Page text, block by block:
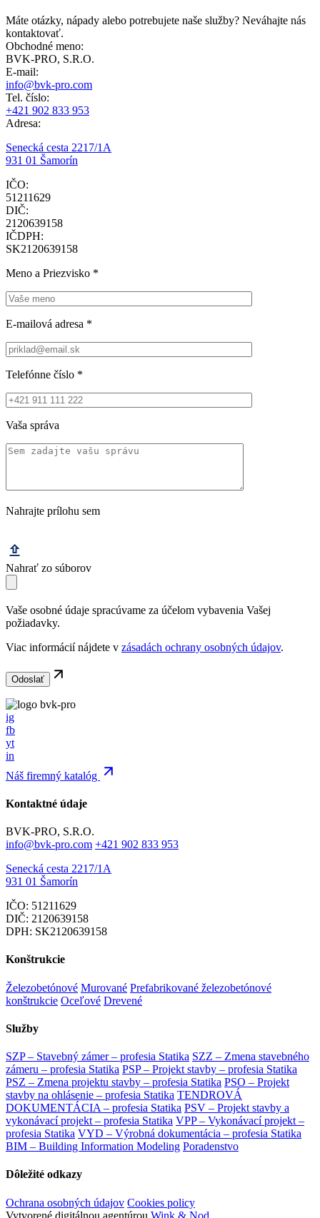
Máte otázky, nápady alebo potrebujete naše služby? Neváhajte nás
kontaktovať.
Obchodné meno:
BVK-PRO, S.R.O.
E-mail:
info@bvk-pro.com
Tel. číslo:
+421 902 833 953
Adresa:
Senecká cesta 2217/1A
931 01 Šamorín
IČO:
51211629
DIČ:
2120639158
IČDPH:
SK2120639158
Meno a Priezvisko *
E-mailová adresa *
Telefónne číslo *
Vaša správa
Nahrajte prílohu sem
Nahrať zo súborov
Vaše osobné údaje spracúvame za účelom vybavenia Vašej
požiadavky.
Viac informácií nájdete v zásadách ochrany osobných údajov.
ig
fb
yt
in
Náš firemný katalóg
Kontaktné údaje
BVK-PRO, S.R.O.
info@bvk-pro.com +421 902 833 953
Senecká cesta 2217/1A
931 01 Šamorín
IČO: 51211629
DIČ: 2120639158
DPH: SK2120639158
Konštrukcie
Železobetónové Murované Prefabrikované železobetónové
konštrukcie Oceľové Drevené
Služby
SZP – Stavebný zámer – profesia Statika SZZ – Zmena stavebného
zámeru – profesia Statika PSP – Projekt stavby – profesia Statika
PSZ – Zmena projektu stavby – profesia Statika PSO – Projekt
stavby na ohlásenie – profesia Statika TENDROVÁ
DOKUMENTÁCIA – profesia Statika PSV – Projekt stavby a
vykonávací projekt – profesia Statika VPP – Vykonávací projekt –
profesia Statika VYD – Výrobná dokumentácia – profesia Statika
BIM – Building Information Modeling Poradenstvo
Dôležité odkazy
Ochrana osobných údajov Cookies policy
Vytvorené digitálnou agentúrou Wink & Nod